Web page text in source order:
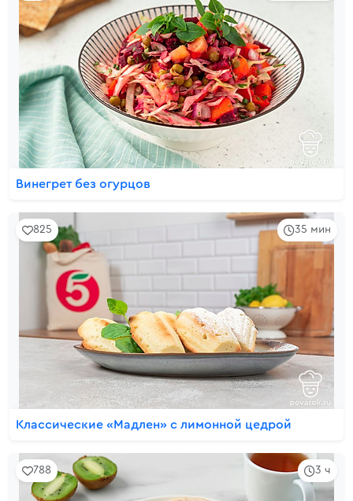
Винегрет без огурцов
35 мин
825
Классические «Мадлен» с лимонной цедрой
3 ч
788